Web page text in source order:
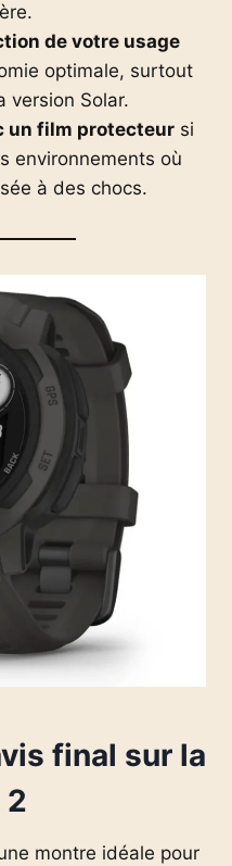
de votre usage
optimale, surtout
version Solar.
un film protecteur si
environnements où
à des chocs.
final sur la
2
montre idéale pour